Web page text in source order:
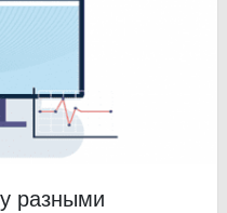
разными